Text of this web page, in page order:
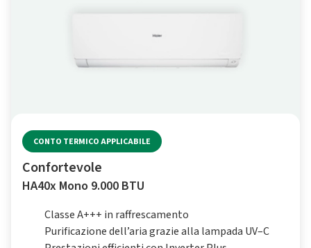
CONTO TERMICO APPLICABILE
Confortevole
HA40x Mono 9.000 BTU
Classe A+++ in raffrescamento
Purificazione dell’aria grazie alla lampada UV–C